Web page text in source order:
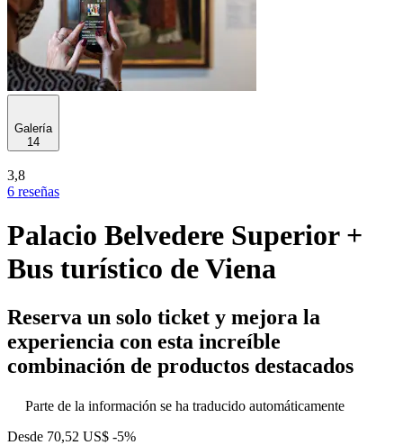
Galería
14
3,8
6 reseñas
Palacio Belvedere Superior +
Bus turístico de Viena
Reserva un solo ticket y mejora la
experiencia con esta increíble
combinación de productos destacados
Parte de la información se ha traducido automáticamente
Desde 70,52 US$ -5%